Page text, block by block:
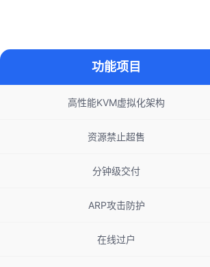
功能项目
高性能KVM虚拟化架构
资源禁止超售
分钟级交付
ARP攻击防护
在线过户